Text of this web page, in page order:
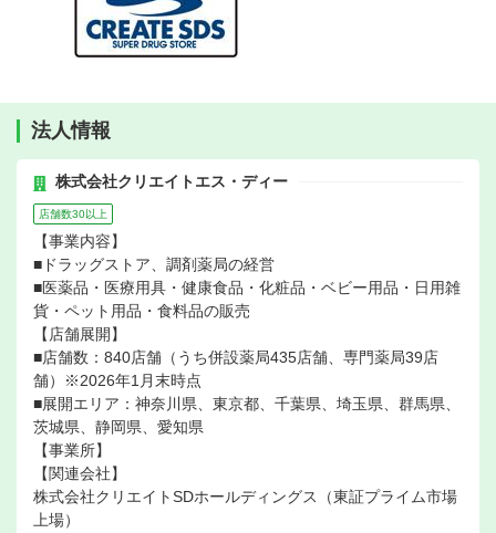
法人情報
株式会社クリエイトエス・ディー
店舗数30以上
【事業内容】
■ドラッグストア、調剤薬局の経営
■医薬品・医療用具・健康食品・化粧品・ベビー用品・日用雑
貨・ペット用品・食料品の販売
【店舗展開】
■店舗数：840店舗（うち併設薬局435店舗、専門薬局39店
舗）※2026年1月末時点
■展開エリア：神奈川県、東京都、千葉県、埼玉県、群馬県、
茨城県、静岡県、愛知県
【事業所】
【関連会社】
株式会社クリエイトSDホールディングス（東証プライム市場
上場）